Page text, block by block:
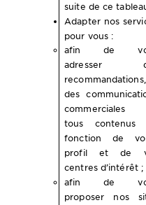
suite de ce
Adapter nos
pour vous :
afin de
adresser
recommandations,
des
commerciales
tous contenus
fonction de
profil et de
centres d’intérêt ;
afin de
proposer nos